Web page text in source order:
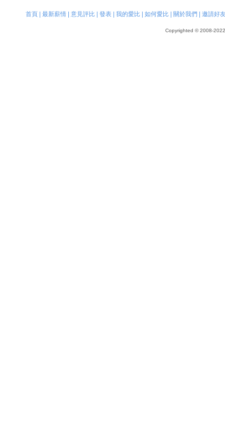
首頁| 最新薪情| 意見評比| 發表| 我的愛比| 如何愛比| 關於我們 邀請好
Copyrighted © 2008-